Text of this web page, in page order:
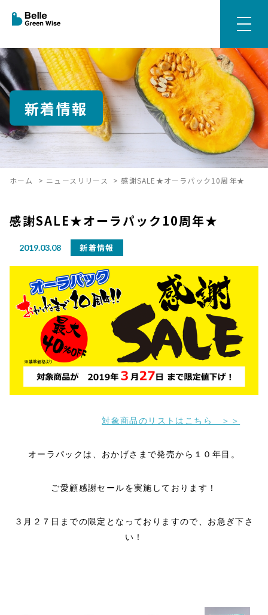
新着情報
ホーム > ニュースリリース >感謝SALE★オーラパック10周年★
感謝SALE★オーラパック10周年★
2019.03.08 新着情報
対象商品のリストはこちら ＞＞
オーラパックは、おかげさまで発売から１０年目。
ご愛顧感謝セールを実施しております！
３月２７日までの限定となっておりますので、お急ぎ下さ
い！